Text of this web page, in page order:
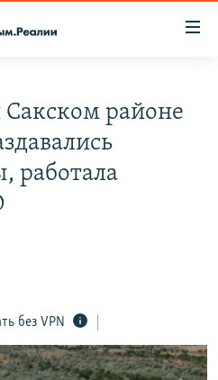
Сакском районе
работала
без VPN